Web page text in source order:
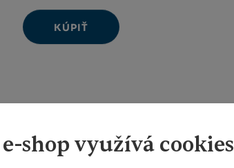
shop využívá cookies
Změnit
Navýšit
množství
Snížit
Ks
KÚPIŤ